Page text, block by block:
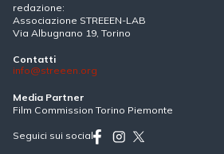
redazione:
Associazione STREEEN-LAB
Via Albugnano 19, Torino
Contatti
info@streeen.org
Media Partner
Film Commission Torino Piemonte
Seguici sui social